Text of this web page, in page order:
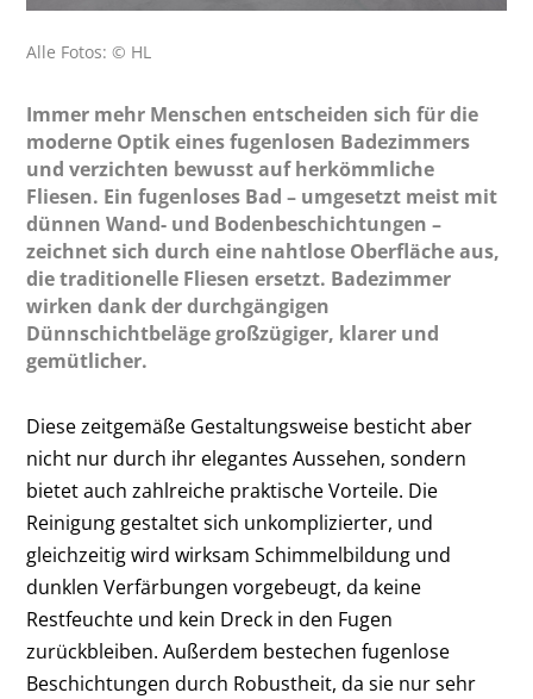
Alle Fotos: © HL
Immer mehr Menschen entscheiden sich für die
moderne Optik eines fugenlosen Badezimmers
und verzichten bewusst auf herkömmliche
Fliesen. Ein fugenloses Bad – umgesetzt meist mit
dünnen Wand- und Bodenbeschichtungen –
zeichnet sich durch eine nahtlose Oberfläche aus,
die traditionelle Fliesen ersetzt. Badezimmer
wirken dank der durchgängigen
Dünnschichtbeläge großzügiger, klarer und
gemütlicher.
Diese zeitgemäße Gestaltungsweise besticht aber
nicht nur durch ihr elegantes Aussehen, sondern
bietet auch zahlreiche praktische Vorteile. Die
Reinigung gestaltet sich unkomplizierter, und
gleichzeitig wird wirksam Schimmelbildung und
dunklen Verfärbungen vorgebeugt, da keine
Restfeuchte und kein Dreck in den Fugen
zurückbleiben. Außerdem bestechen fugenlose
Beschichtungen durch Robustheit, da sie nur sehr